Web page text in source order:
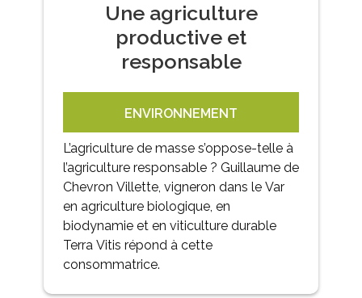
Une agriculture
productive et
responsable
ENVIRONNEMENT
L’agriculture de masse s’oppose-telle à
l’agriculture responsable ? Guillaume de
Chevron Villette, vigneron dans le Var
en agriculture biologique, en
biodynamie et en viticulture durable
Terra Vitis répond à cette
consommatrice.